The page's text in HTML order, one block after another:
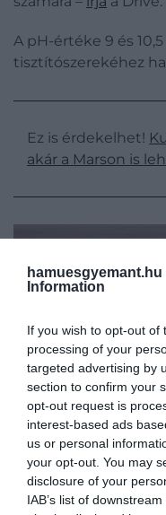
hamuesgyemant.hu
Information
If you wish to opt-out of
processing of your
targeted advertising by
section to confirm your
opt-out request is
interest-based ads
us or personal
your opt-out. You may
disclosure of your
IAB’s list of
A pH-értéke 9 és
tisztítószerekéhez
Ez is érdekelhet!
akár a Marson is
Fotó:Shutterstock